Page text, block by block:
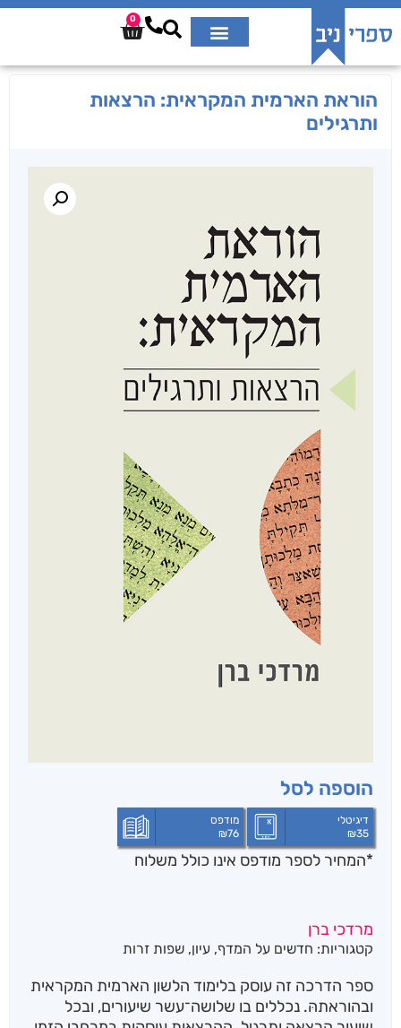
0
הוראת הארמית המקראית: הרצאות
ותרגילים
הוספה לסל
דיגיטלי
₪35
מודפס
₪76
*המחיר לספר מודפס אינו כולל משלוח
מרדכי ברן
קטגוריות: חדשים על המדף, עיון, שפות זרות
ספר הדרכה זה עוסק בלימוד הלשון הארמית המקראית
ובהוראתהּ. נכללים בו שלושה־עשר שיעורים, ובכל